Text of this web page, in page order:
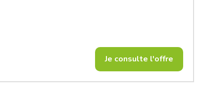
Je consulte l'offre